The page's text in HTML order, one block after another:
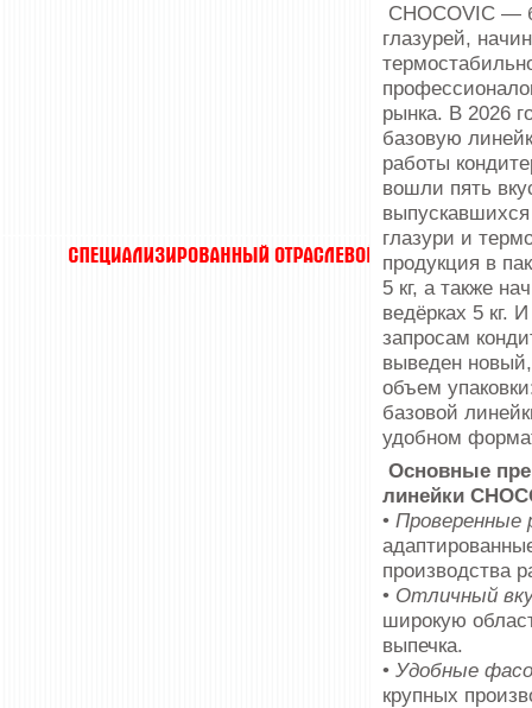
CHOCOVIC —
глазурей,
рынка. В 2026
базовую
работы
вошли пять
глазури и
продукция в
5 кг, а также
ведёрках 5 кг.
запросам
выведен
объем
базовой
удобном
Основные
линейки
• Проверенные
производства
• Отличный
широкую
выпечка.
• Удобные
крупных